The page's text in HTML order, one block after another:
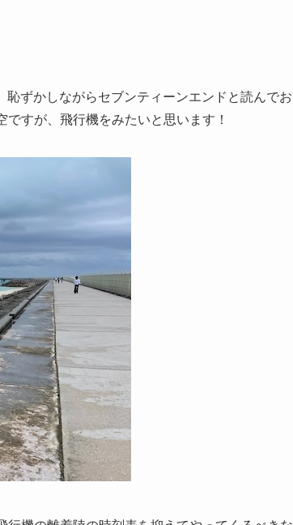
ずかしながらセブンティーンエンドと読んでお
すが、飛行機をみたいと思います！